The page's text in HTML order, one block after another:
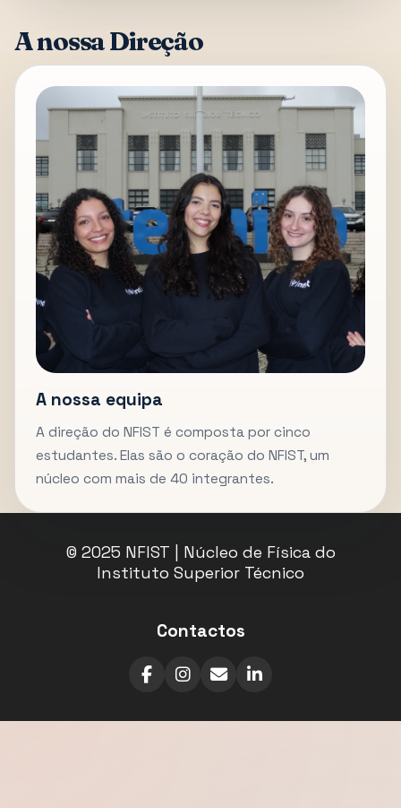
A nossa Direção
A nossa equipa
A direção do NFIST é composta por cinco
estudantes. Elas são o coração do NFIST, um
núcleo com mais de 40 integrantes.
© 2025 NFIST | Núcleo de Física do
Instituto Superior Técnico
Contactos